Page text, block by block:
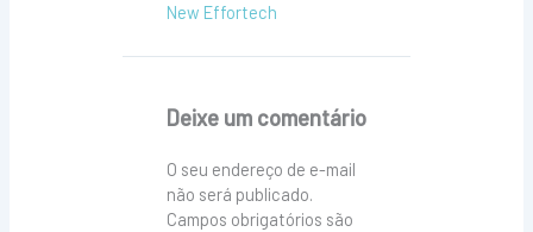
New Effortech
Deixe um comentário
O seu endereço de e-mail
não será publicado.
Campos obrigatórios são